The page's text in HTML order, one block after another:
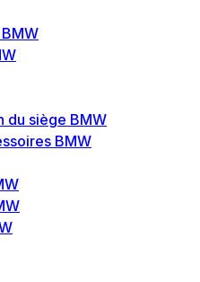
du siège BMW
BMW